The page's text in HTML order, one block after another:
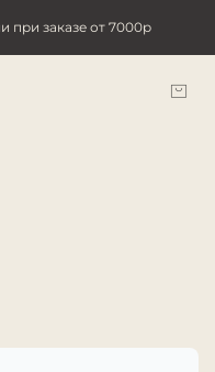
при заказе от 7000р